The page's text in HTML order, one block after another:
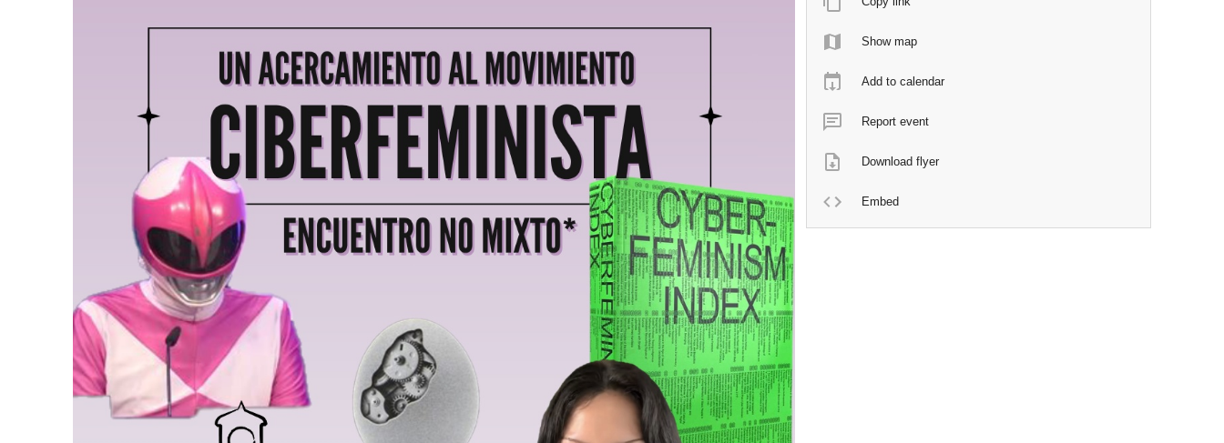
Show map
Add to calendar
Report event
Download flyer
Embed